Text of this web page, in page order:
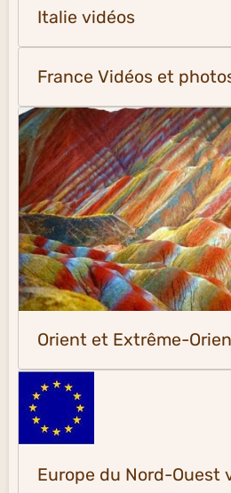
Italie vidéos
France Vidéos et
Orient et Extrême-
Europe du Nord-Ouest